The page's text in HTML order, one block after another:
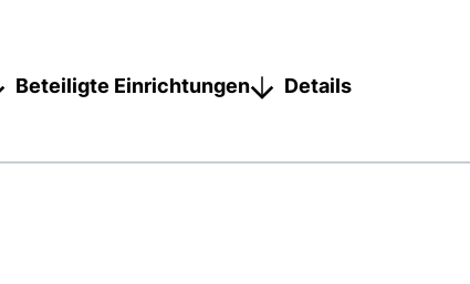
Beteiligte Einrichtungen
Details